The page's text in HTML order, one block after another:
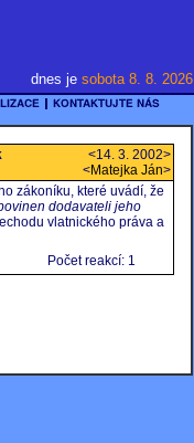
dnes je sobota 8. 8. 2026
<14. 3. 2002>
<Matejka Ján>
zákoníku, které uvádí, že
dodavateli jeho
vlatnického práva a
Počet reakcí: 1